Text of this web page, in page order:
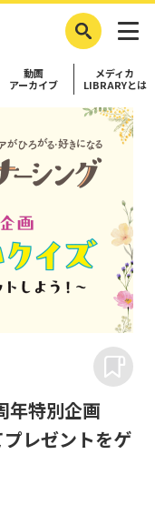
動画
アーカイブ
メディカ
LIBRARYとは
年特別企画
レゼントをゲ